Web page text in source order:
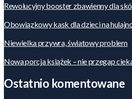
Rewolucyjny booster zbawienny dla
Obowiązkowy kask dla dzieci na
Niewielka przywra, światowy problem
Nowa porcja książek – nie przegap
Ostatnio komentowane